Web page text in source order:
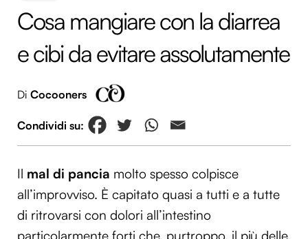
Cosa mangiare con la diarrea
e cibi da evitare assolutamente
Di Cocooners
Il mal di pancia molto spesso colpisce
all’improvviso. È capitato quasi a tutti e a tutte
di ritrovarsi con dolori all’intestino
particolarmente forti che, purtroppo, il più delle